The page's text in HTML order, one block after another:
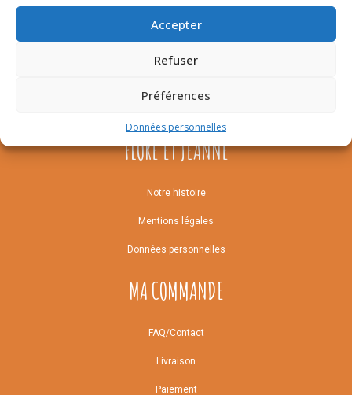
Accepter
Refuser
Préférences
Données personnelles
5.95€
FLORE ET JEANNE
Notre histoire
Mentions légales
Données personnelles
MA COMMANDE
FAQ/Contact
Livraison
Paiement